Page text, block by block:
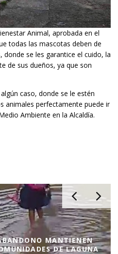
Animal, aprobada en el
todas las mascotas deben de
se les garantice el cuido, la
de sus dueños, ya que son
caso, donde se le estén
animales perfectamente puede ir
Ambiente en la Alcaldía.
MANTIENEN
DE LAGUNA